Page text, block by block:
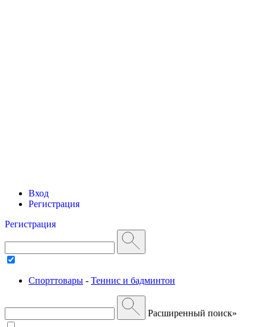
Вход
Регистрация
Регистрация
Спорттовары - Теннис и бадминтон
Расширенный поиск»